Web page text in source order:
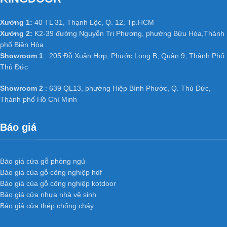
Cách âm cách nhiệt tốt, độ bền cao.
Nhẹ nhàng, đóng mở êm
Ứng dụng cửa
Sungyu
Do bản chất vật liệu bằng nhựa không bị thấm nước hư nên có
thể làm tấc cả các loại cửa nhà vệ sinh thông phòng, cửa văn
phòng trong các công trình công nghiệp và dân dụng như chung
cư, Biệt thự, nhà phố ở các nước tiên tiến như Mỹ, Hàn Quốc,
Nhật Bản… và đặc biệt đã và đang dần phát triển mạnh ở Việt
Xưởng 1: 40 TL 31, Thạnh Lộc, Q. 12, Tp.HCM
Xưởng 2: K2-39 đường Nguyễn Tri Phương, phường Bửu Hòa,Thành
phố Biên Hòa
Showroom 1 : 205 Đỗ Xuân Hợp, Phước Long B, Quận 9, Thành Phố
Thủ Đức
Showroom 2 : 639 QL13, phường Hiệp Bình Phước, Q. Thủ Đức,
Thành phố Hồ Chí Minh
Báo giá
Báo giá cửa gỗ phòng ngủ
Báo giá của gỗ công nghiệp hdf
Báo giá của gỗ công nghiệp kotdoor
Báo giá cửa nhựa nhà vệ sinh
Báo giá cửa thép chống cháy